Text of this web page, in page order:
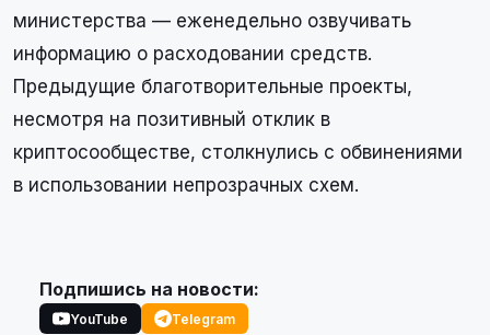
министерства — еженедельно озвучивать
информацию о расходовании средств.
Предыдущие благотворительные проекты,
несмотря на позитивный отклик в
криптосообществе, столкнулись с обвинениями
в использовании непрозрачных схем.
Подпишись на новости:
YouTube Telegram